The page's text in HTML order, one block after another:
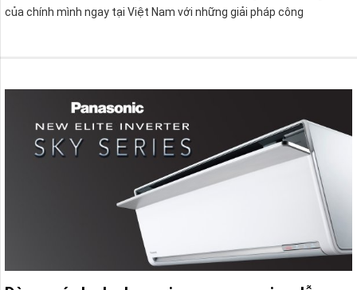
của chính mình ngay tại Việt Nam với những giải pháp công